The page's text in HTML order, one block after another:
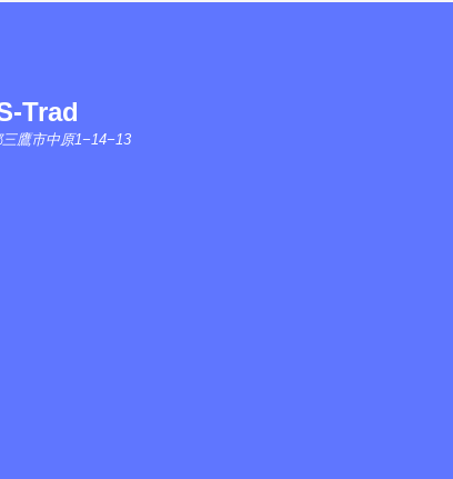
Trad
鷹市中原1−14−13